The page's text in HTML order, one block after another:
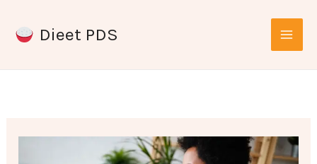
naar
Dieet PDS